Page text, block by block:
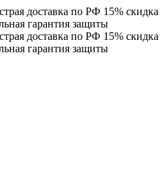
доставка по РФ 15% скидка
гарантия защиты
доставка по РФ 15% скидка
гарантия защиты